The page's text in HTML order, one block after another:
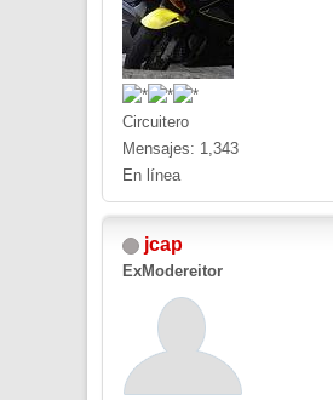
Circuitero
Mensajes: 1,343
En línea
jcap
ExModereitor